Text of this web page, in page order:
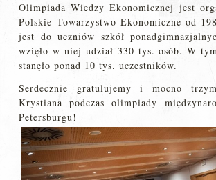
Olimpiada Wiedzy Ekonomicznej jest
Polskie Towarzystwo Ekonomiczne od
jest do uczniów szkół
wzięło w niej udział 330 tys. osób. W
stanęło ponad 10 tys. uczestników.
Serdecznie gratulujemy i mocno
Krystiana podczas olimpiady
Petersburgu!